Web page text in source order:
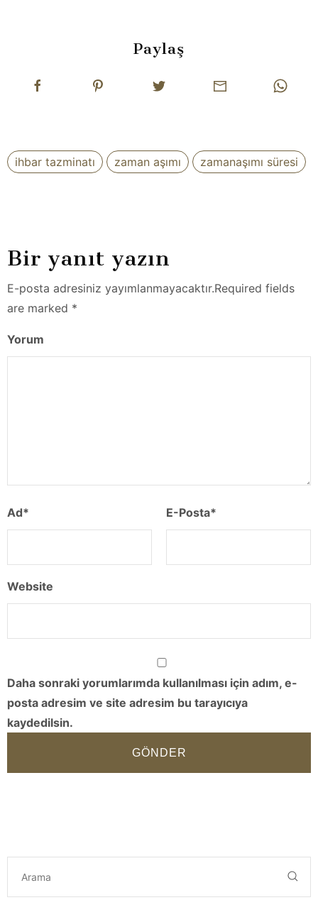
Paylaş
ihbar tazminatı zaman aşımı zamanaşımı süresi
Bir yanıt yazın
E-posta adresiniz yayımlanmayacaktır.Required fields
are marked *
Yorum
Ad* E-Posta*
Website
Daha sonraki yorumlarımda kullanılması için adım, e-
posta adresim ve site adresim bu tarayıcıya
kaydedilsin.
GÖNDER